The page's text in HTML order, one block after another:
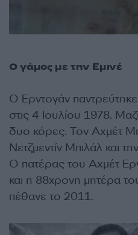
Ο γάμος με την Εμινέ
Ο Ερντογάν
στις 4 Ιουλίου 1978.
δυο κόρες. Τον Αχμέτ
Νετζμεντίν Μπιλάλ και
Ο πατέρας του Αχμέτ
και η 88χρονη μητέρα
πέθανε το 2011.